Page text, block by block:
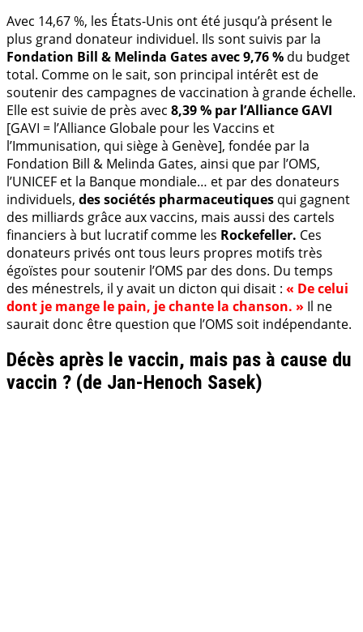
Avec 14,67 %, les États-Unis ont été jusqu’à présent le
plus grand donateur individuel. Ils sont suivis par la
Fondation Bill & Melinda Gates avec 9,76 % du budget
total. Comme on le sait, son principal intérêt est de
soutenir des campagnes de vaccination à grande échelle.
Elle est suivie de près avec 8,39 % par l’Alliance GAVI
[GAVI = l’Alliance Globale pour les Vaccins et
l’Immunisation, qui siège à Genève], fondée par la
Fondation Bill & Melinda Gates, ainsi que par l’OMS,
l’UNICEF et la Banque mondiale… et par des donateurs
individuels, des sociétés pharmaceutiques qui gagnent
des milliards grâce aux vaccins, mais aussi des cartels
financiers à but lucratif comme les Rockefeller. Ces
donateurs privés ont tous leurs propres motifs très
égoïstes pour soutenir l’OMS par des dons. Du temps
des ménestrels, il y avait un dicton qui disait : « De celui
dont je mange le pain, je chante la chanson. » Il ne
saurait donc être question que l’OMS soit indépendante.
Décès après le vaccin, mais pas à cause du
vaccin ? (de Jan-Henoch Sasek)